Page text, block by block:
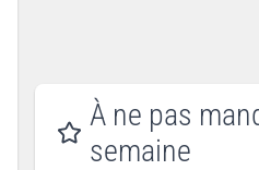
À ne pas
semaine